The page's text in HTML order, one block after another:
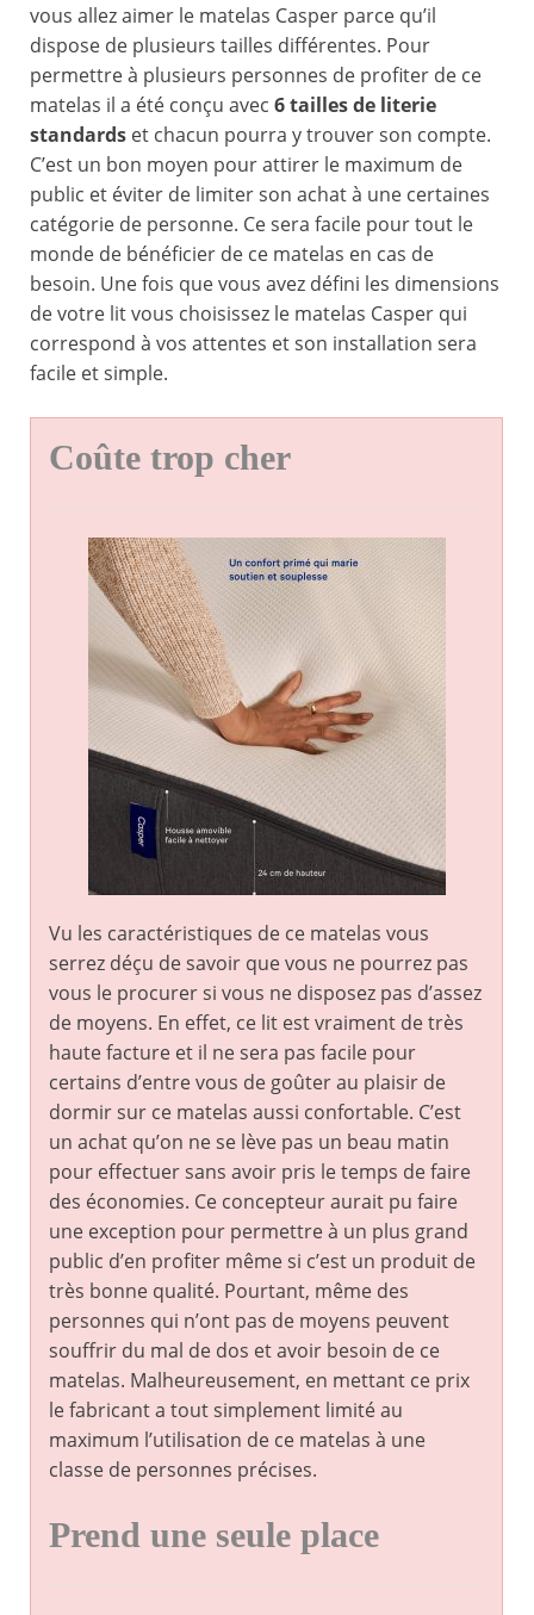
vous allez aimer le matelas Casper parce qu’il
dispose de plusieurs tailles différentes. Pour
permettre à plusieurs personnes de profiter de ce
matelas il a été conçu avec 6 tailles de literie
standards et chacun pourra y trouver son compte.
C’est un bon moyen pour attirer le maximum de
public et éviter de limiter son achat à une certaines
catégorie de personne. Ce sera facile pour tout le
monde de bénéficier de ce matelas en cas de
besoin. Une fois que vous avez défini les dimensions
de votre lit vous choisissez le matelas Casper qui
correspond à vos attentes et son installation sera
facile et simple.
Coûte trop cher
Vu les caractéristiques de ce matelas vous
serrez déçu de savoir que vous ne pourrez pas
vous le procurer si vous ne disposez pas d’assez
de moyens. En effet, ce lit est vraiment de très
haute facture et il ne sera pas facile pour
certains d’entre vous de goûter au plaisir de
dormir sur ce matelas aussi confortable. C’est
un achat qu’on ne se lève pas un beau matin
pour effectuer sans avoir pris le temps de faire
des économies. Ce concepteur aurait pu faire
une exception pour permettre à un plus grand
public d’en profiter même si c’est un produit de
très bonne qualité. Pourtant, même des
personnes qui n’ont pas de moyens peuvent
souffrir du mal de dos et avoir besoin de ce
matelas. Malheureusement, en mettant ce prix
le fabricant a tout simplement limité au
maximum l’utilisation de ce matelas à une
classe de personnes précises.
Prend une seule place